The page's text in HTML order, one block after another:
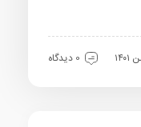
0 دیدگاه